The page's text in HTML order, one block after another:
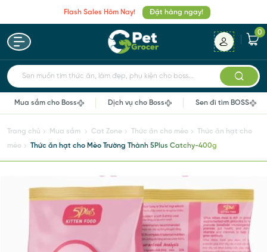
Flash Sales Hôm Nay! Đặt hàng ngay!
0
Sen muốn tìm thức ăn, làm đẹp, phụ kiện cho boss...
Mua sắm cho Boss Dịch vụ cho Boss Sen đi tìm BOSS
Trang chủ Mua sắm Cat Zone Thức ăn cho mèo
Thức ăn hạt cho
mèo
Thức ăn hạt cho Mèo Trường Thành 5Plus Catchy-400g